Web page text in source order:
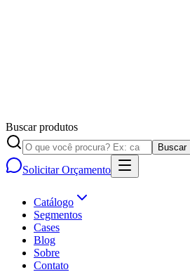
Buscar produtos
Buscar
Solicitar Orçamento
Catálogo
Segmentos
Cases
Blog
Sobre
Contato